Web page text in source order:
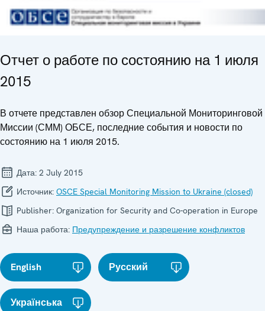
Отчет о работе по состоянию на 1 июля
2015
В отчете представлен обзор Специальной Мониторинговой
Миссии (СММ) ОБСЕ, последние события и новости по
состоянию на 1 июля 2015.
Дата: 2 July 2015
Источник: OSCE Special Monitoring Mission to Ukraine (closed)
Publisher: Organization for Security and Co-operation in Europe
Наша работа: Предупреждение и разрешение конфликтов
English Русский
Українська